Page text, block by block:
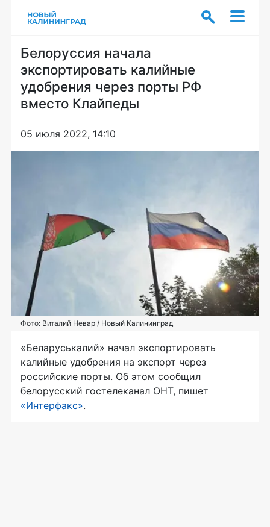
Белоруссия начала
экспортировать калийные
удобрения через порты РФ
вместо Клайпеды
05 июля 2022, 14:10
Фото: Виталий Невар / Новый Калининград
«Беларуськалий» начал экспортировать
калийные удобрения на экспорт через
российские порты. Об этом сообщил
белорусский гостелеканал ОНТ, пишет
«Интерфакс».